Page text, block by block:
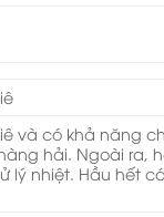
và có khả năng
hải. Ngoài ra,
nhiệt. Hầu hết